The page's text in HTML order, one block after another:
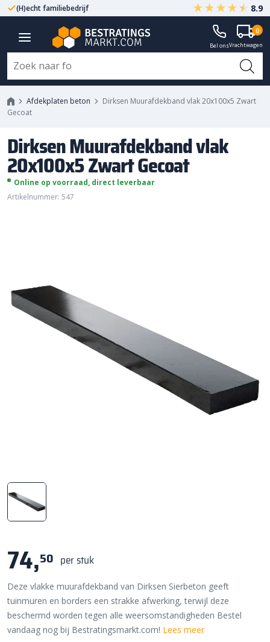
(H)echt familiebedrijf Gegarandeerd A-kwaliteit
8.9
Bel onsVrachtwagen
0
Afdekplaten beton
Dirksen Muurafdekband vlak 20x100x5 Zwart
Gecoat
Dirksen Muurafdekband vlak
20x100x5 Zwart Gecoat
Online op voorraad, direct leverbaar
Artikelnummer: 547
74,50 per stuk
Deze vlakke muurafdekband van Dirksen Sierbeton geeft
tuinmuren en borders een strakke afwerking, terwijl deze
beschermd worden tegen alle weersomstandigheden Bestel
vandaag nog bij Bestratingsmarkt.com! Lees meer
Dirksen Muurafdekband vlak
20x100x5 Zwart Gecoat